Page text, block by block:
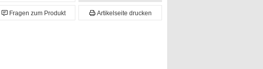
Fragen zum Produkt Artikelseite drucken